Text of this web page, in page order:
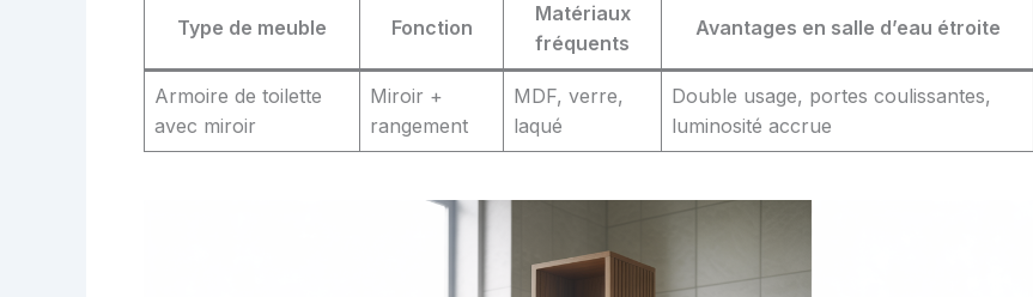
Type de meuble Fonction
Matériaux
fréquents
Avantages en salle d’eau étroite
Armoire de toilette
avec miroir
Miroir +
rangement
MDF, verre,
laqué
Double usage, portes coulissantes,
luminosité accrue